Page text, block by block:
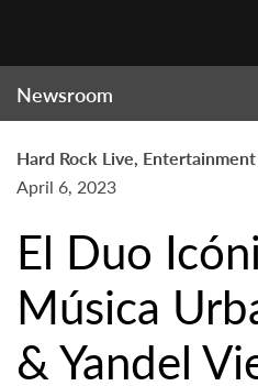
Newsroom
Hard Rock Live,
April 6, 2023
El Duo
Música
& Yandel